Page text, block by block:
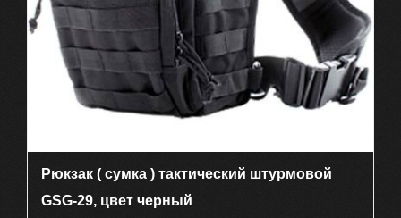
Рюкзак ( сумка ) тактический штурмовой
GSG-29, цвет черный